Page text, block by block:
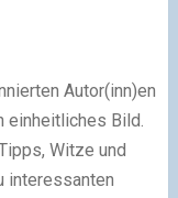
Autor(inn)en
einheitliches Bild.
Witze und
interessanten